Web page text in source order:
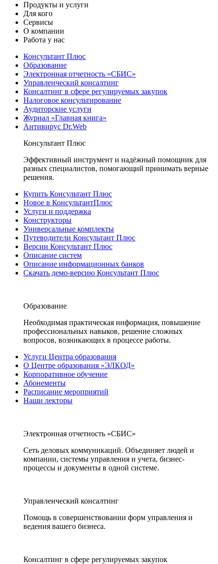
Продукты и услуги
Для кого
Сервисы
О компании
Работа у нас
Консультант Плюс
Образование
Электронная отчетность «СБИС»
Управленческий консалтинг
Консалтинг в сфере регулируемых закупок
Налоговое консультирование
Аудиторские услуги
Журнал «Главная книга»
Антивирус Dr.Web
Консультант Плюс
Эффективный инструмент и надёжный помощник для
разных специалистов, помогающий принимать верные
решения.
Купить Консультант Плюс
Новое в КонсультантПлюс
Услуги и поддержка
Конструкторы
Универсальные комплекты
Путеводители Консультант Плюс
Версии Консультант Плюс
Описание систем
Описание информационных банков
Скачать демо-версию Консультант Плюс
Образование
Необходимая практическая информация, повышение
профессиональных навыков, решение сложных
вопросов, возникающих в процессе работы.
Услуги Центра образования
О Центре образования «ЭЛКОД»
Корпоративное обучение
Абонементы
Расписание мероприятий
Наши лекторы
Электронная отчетность «СБИС»
Сеть деловых коммуникаций. Объединяет людей и
компании, системы управления и учета, бизнес-
процессы и документы в одной системе.
Управленческий консалтинг
Помощь в совершенствовании форм управления и
ведения вашего бизнеса.
Консалтинг в сфере регулируемых закупок